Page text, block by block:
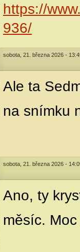
https://
936/
sobota, 21. března 2026 -
Ale ta
na snímku
sobota, 21. března 2026 -
Ano, ty
měsíc.